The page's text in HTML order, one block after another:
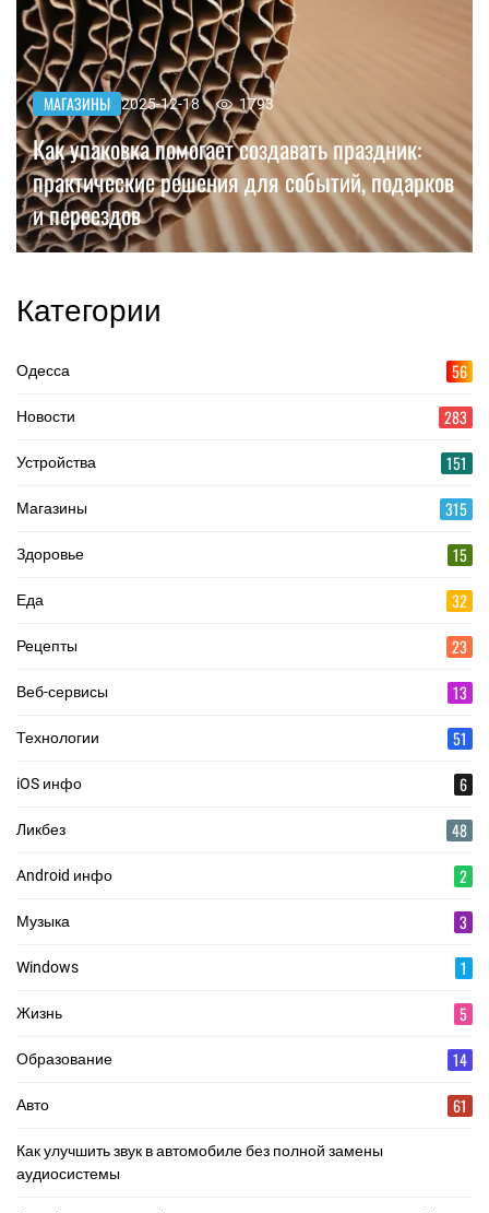
МАГАЗИНЫ 2025-12-18 1793
Как упаковка помогает создавать праздник:
практические решения для событий, подарков
и переездов
Категории
Одесса 56
Новости 283
Устройства 151
Магазины 315
Здоровье 15
Еда 32
Рецепты 23
Веб-сервисы 13
Технологии 51
iOS инфо 6
Ликбез 48
Android инфо 2
Музыка 3
Windows 1
Жизнь 5
Образование 14
Авто 61
Как улучшить звук в автомобиле без полной замены
аудиосистемы